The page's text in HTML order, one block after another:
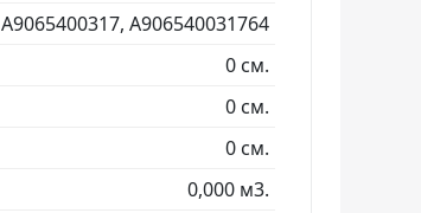
A9065400317, A906540031764
0 см.
0 см.
0 см.
0,000 м3.